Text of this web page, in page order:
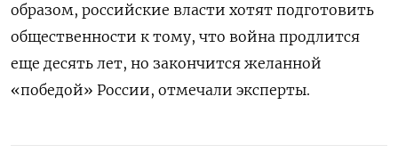
образом, российские власти хотят подготовить
общественности к тому, что война продлится
еще десять лет, но закончится желанной
«победой» России, отмечали эксперты.